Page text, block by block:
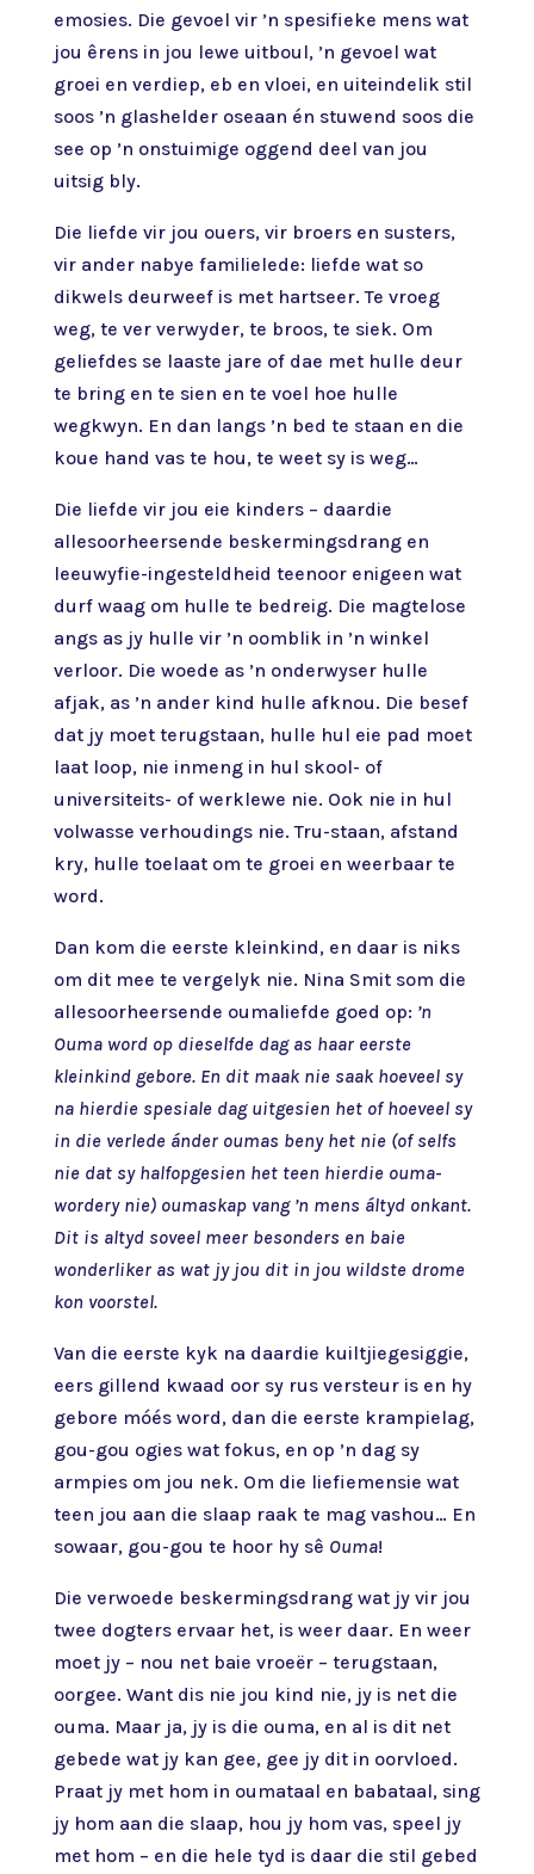
emosies. Die gevoel vir ’n spesifieke mens wat
jou êrens in jou lewe uitboul, ’n gevoel wat
groei en verdiep, eb en vloei, en uiteindelik stil
soos ’n glashelder oseaan én stuwend soos die
see op ’n onstuimige oggend deel van jou
uitsig bly.
Die liefde vir jou ouers, vir broers en susters,
vir ander nabye familielede: liefde wat so
dikwels deurweef is met hartseer. Te vroeg
weg, te ver verwyder, te broos, te siek. Om
geliefdes se laaste jare of dae met hulle deur
te bring en te sien en te voel hoe hulle
wegkwyn. En dan langs ’n bed te staan en die
koue hand vas te hou, te weet sy is weg…
Die liefde vir jou eie kinders – daardie
allesoorheersende beskermingsdrang en
leeuwyfie-ingesteldheid teenoor enigeen wat
durf waag om hulle te bedreig. Die magtelose
angs as jy hulle vir ’n oomblik in ’n winkel
verloor. Die woede as ’n onderwyser hulle
afjak, as ’n ander kind hulle afknou. Die besef
dat jy moet terugstaan, hulle hul eie pad moet
laat loop, nie inmeng in hul skool- of
universiteits- of werklewe nie. Ook nie in hul
volwasse verhoudings nie. Tru-staan, afstand
kry, hulle toelaat om te groei en weerbaar te
word.
Dan kom die eerste kleinkind, en daar is niks
om dit mee te vergelyk nie. Nina Smit som die
allesoorheersende oumaliefde goed op: ’n
Ouma word op dieselfde dag as haar eerste
kleinkind gebore. En dit maak nie saak hoeveel sy
na hierdie spesiale dag uitgesien het of hoeveel sy
in die verlede ánder oumas beny het nie (of selfs
nie dat sy halfopgesien het teen hierdie ouma-
wordery nie) oumaskap vang ’n mens áltyd onkant.
Dit is altyd soveel meer besonders en baie
wonderliker as wat jy jou dit in jou wildste drome
kon voorstel.
Van die eerste kyk na daardie kuiltjiegesiggie,
eers gillend kwaad oor sy rus versteur is en hy
gebore móés word, dan die eerste krampielag,
gou-gou ogies wat fokus, en op ’n dag sy
armpies om jou nek. Om die liefiemensie wat
teen jou aan die slaap raak te mag vashou… En
sowaar, gou-gou te hoor hy sê Ouma!
Die verwoede beskermingsdrang wat jy vir jou
twee dogters ervaar het, is weer daar. En weer
moet jy – nou net baie vroeër – terugstaan,
oorgee. Want dis nie jou kind nie, jy is net die
ouma. Maar ja, jy is die ouma, en al is dit net
gebede wat jy kan gee, gee jy dit in oorvloed.
Praat jy met hom in oumataal en babataal, sing
jy hom aan die slaap, hou jy hom vas, speel jy
met hom – en die hele tyd is daar die stil gebed